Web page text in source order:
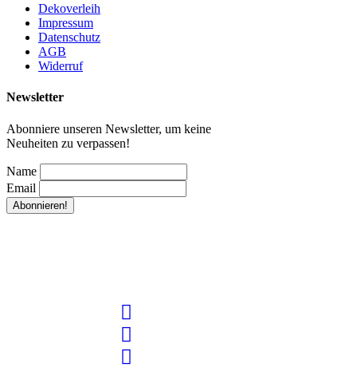
Dekoverleih
Impressum
Datenschutz
AGB
Widerruf
Newsletter
Abonniere unseren Newsletter, um keine
Neuheiten zu verpassen!
Name
Email